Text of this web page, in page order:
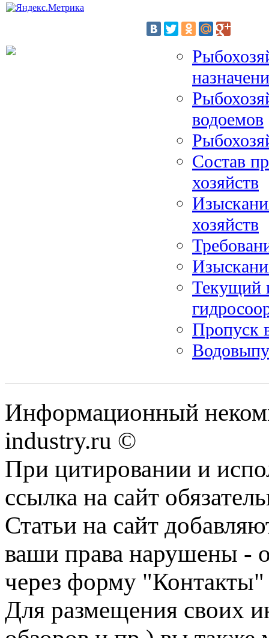
водоемов
Состав
хозяйств
хозяйств
Текущий
Пропуск
Информационный
industry.ru ©
При цитировании и
ссылка на сайт
Статьи на сайт
ваши права нарушены -
через форму "Контакты"
Для размещения своих